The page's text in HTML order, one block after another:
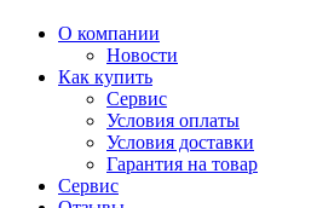
О компании
Новости
Как купить
Сервис
Условия оплаты
Условия доставки
Гарантия на товар
Сервис